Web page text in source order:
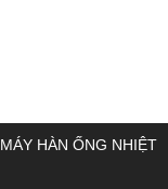
MÁY HÀN ỐNG NHIỆT